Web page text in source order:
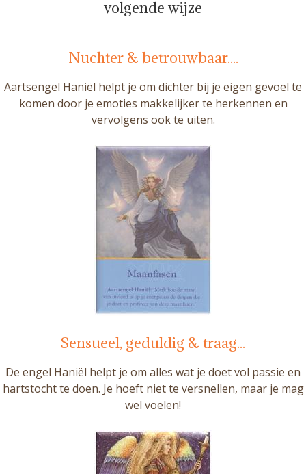
volgende wijze
Nuchter & betrouwbaar....
Aartsengel Haniël helpt je om dichter bij je eigen gevoel te
komen door je emoties makkelijker te herkennen en
vervolgens ook te uiten.
Sensueel, geduldig & traag...
De engel Haniël helpt je om alles wat je doet vol passie en
hartstocht te doen. Je hoeft niet te versnellen, maar je mag
wel voelen!